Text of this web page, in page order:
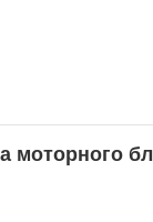
моторного